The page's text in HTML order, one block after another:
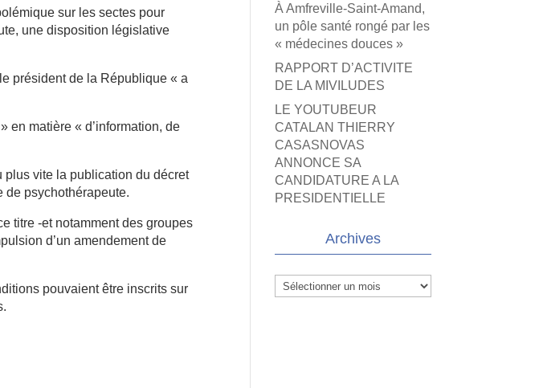
sur les sectes pour
une disposition législative
président de la République « a
en matière « d’information, de
plus vite la publication du décret
de psychothérapeute.
titre -et notamment des groupes
d’un amendement de
pouvaient être inscrits sur
À Amfreville-Saint-Amand,
un pôle santé rongé par les
« médecines douces »
RAPPORT D’ACTIVITE
DE LA MIVILUDES
LE YOUTUBEUR
CATALAN THIERRY
CASASNOVAS
ANNONCE SA
CANDIDATURE A LA
PRESIDENTIELLE
Archives
Archives